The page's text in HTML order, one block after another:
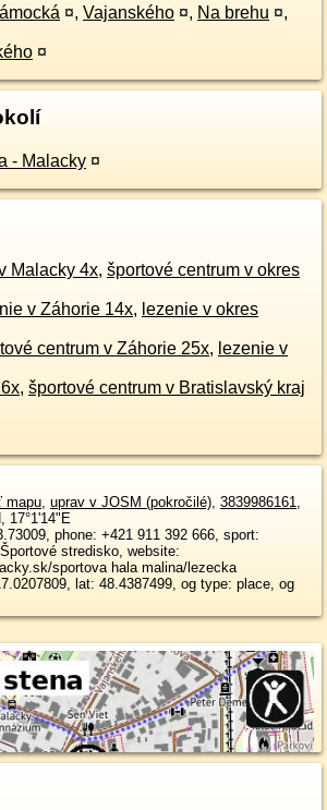
¤, Vajanského ¤, Na brehu ¤,
¤
- Malacky ¤
Malacky 4x, športové centrum v okres
v Záhorie 14x, lezenie v okres
centrum v Záhorie 25x, lezenie v
, športové centrum v Bratislavský kraj
mapu, uprav v JOSM (pokročilé), 3839986161,
, 17°1'14"E
phone: +421 911 392 666, sport:
stredisko, website:
sportova hala malina/lezecka
lat: 48.4387499, og type: place, og